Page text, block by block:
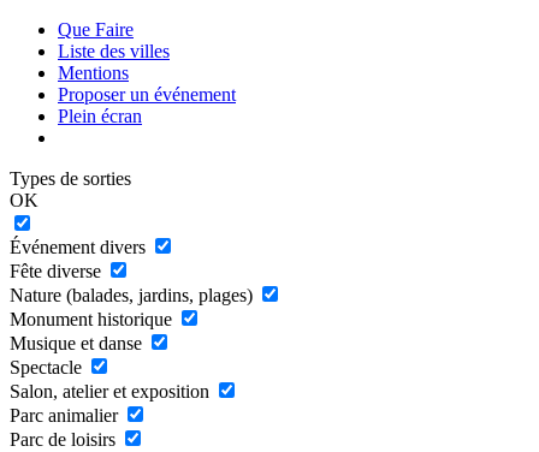
Que Faire
Liste des villes
Mentions
Proposer un événement
Plein écran
Types de sorties
OK
Événement divers
Fête diverse
Nature (balades, jardins, plages)
Monument historique
Musique et danse
Spectacle
Salon, atelier et exposition
Parc animalier
Parc de loisirs